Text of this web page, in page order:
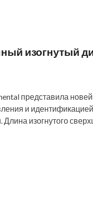
изогнутый
представила
и
изогнутого